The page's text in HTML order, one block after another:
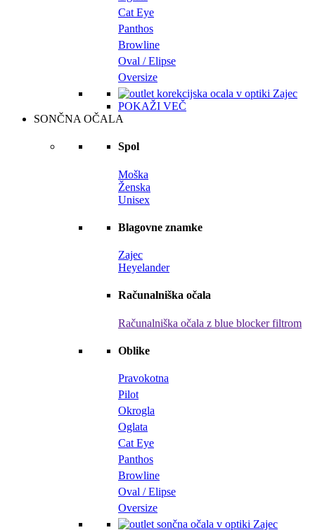
Cat Eye
Panthos
Browline
Oval / Elipse
Oversize
POKAŽI VEČ
SONČNA OČALA
Spol
Moška
Ženska
Unisex
Blagovne znamke
Zajec
Heyelander
Računalniška očala
Računalniška očala z blue blocker filtrom
Oblike
Pravokotna
Pilot
Okrogla
Oglata
Cat Eye
Panthos
Browline
Oval / Elipse
Oversize